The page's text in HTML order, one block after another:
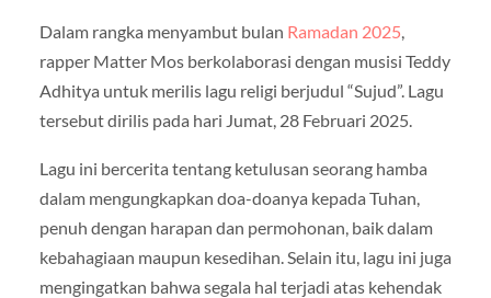
Dalam rangka menyambut bulan Ramadan 2025,
rapper Matter Mos berkolaborasi dengan musisi Teddy
Adhitya untuk merilis lagu religi berjudul “Sujud”. Lagu
tersebut dirilis pada hari Jumat, 28 Februari 2025.
Lagu ini bercerita tentang ketulusan seorang hamba
dalam mengungkapkan doa-doanya kepada Tuhan,
penuh dengan harapan dan permohonan, baik dalam
kebahagiaan maupun kesedihan. Selain itu, lagu ini juga
mengingatkan bahwa segala hal terjadi atas kehendak